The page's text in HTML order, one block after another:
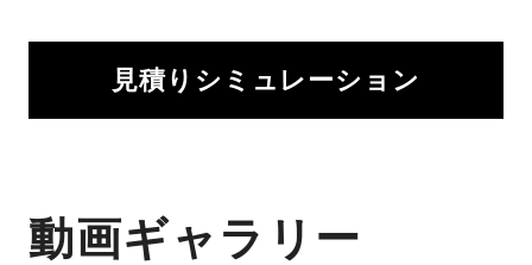
見積りシミュレーション
動画ギャラリー